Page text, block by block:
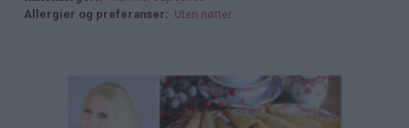
Allergier og preferanser
Uten nøtter